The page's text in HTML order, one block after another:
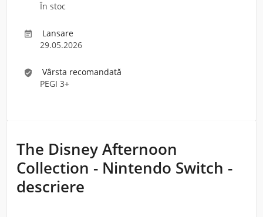
În stoc

Lansare
29.05.2026
verified_user
Vârsta recomandată
PEGI 3+
The Disney Afternoon
Collection - Nintendo Switch -
descriere